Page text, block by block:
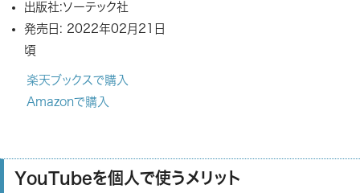
出版社:ソーテック社
発売日: 2022年02月21日
頃
楽天ブックスで購入
Amazonで購入
YouTubeを個人で使うメリット